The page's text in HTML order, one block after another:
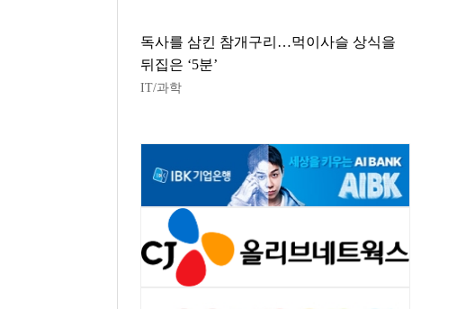
독사를 삼킨 참개구리…먹이사슬 상식을
뒤집은 ‘5분’
IT/과학